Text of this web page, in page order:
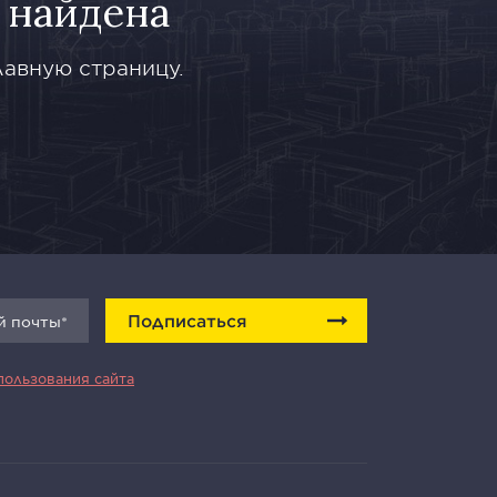
страницу.
Подписаться
сайта